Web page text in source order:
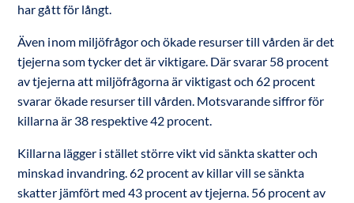
har gått för långt.
Även inom miljöfrågor och ökade resurser till vården är det
tjejerna som tycker det är viktigare. Där svarar 58 procent
av tjejerna att miljöfrågorna är viktigast och 62 procent
svarar ökade resurser till vården. Motsvarande siffror för
killarna är 38 respektive 42 procent.
Killarna lägger i stället större vikt vid sänkta skatter och
minskad invandring. 62 procent av killar vill se sänkta
skatter jämfört med 43 procent av tjejerna. 56 procent av